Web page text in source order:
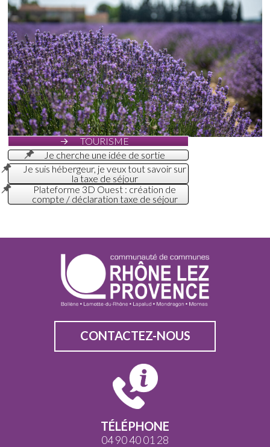
TOURISME
Je cherche une idée de sortie
Je suis hébergeur, je veux tout savoir sur
la taxe de séjour
Plateforme 3D Ouest : création de
compte / déclaration taxe de séjour
CONTACTEZ-NOUS
TÉLÉPHONE
04 90 40 01 28